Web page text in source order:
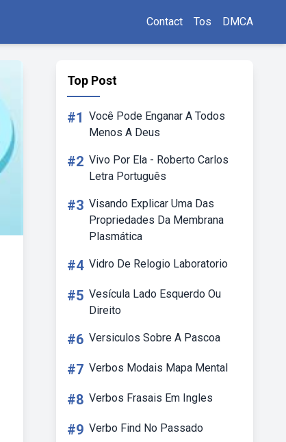
Contact Tos DMCA
Top Post
#1 Você Pode Enganar A Todos
Menos A Deus
#2 Vivo Por Ela - Roberto Carlos
Letra Português
#3 Visando Explicar Uma Das
Propriedades Da Membrana
Plasmática
#4 Vidro De Relogio Laboratorio
#5 Vesícula Lado Esquerdo Ou
Direito
#6 Versiculos Sobre A Pascoa
#7 Verbos Modais Mapa Mental
#8 Verbos Frasais Em Ingles
#9 Verbo Find No Passado